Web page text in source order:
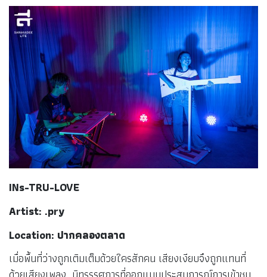
INs-TRU-LOVE
Artist: .pry
Location: ปากคลองตลาด
เมื่อพื้นที่ว่างถูกเติมเต็มด้วยใครสักคน เสียงเงียบจึงถูกแทนที่